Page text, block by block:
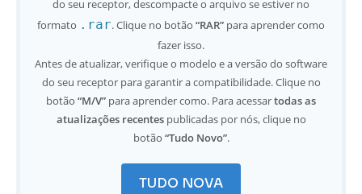
do seu receptor, descompacte o arquivo se estiver no
formato .rar. Clique no botão “RAR” para aprender como
fazer isso.
Antes de atualizar, verifique o modelo e a versão do software
do seu receptor para garantir a compatibilidade. Clique no
botão “M/V” para aprender como. Para acessartodas as
atualizações recentespublicadas por nós, clique no
botão “Tudo Novo”.
TUDO NOVA